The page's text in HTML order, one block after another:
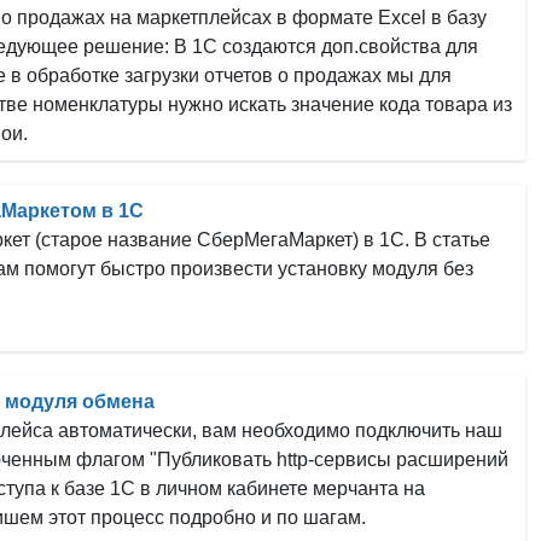
продажах на маркетплейсах в формате Excel в базу
решение: В 1С создаются доп.свойства для
обработке загрузки отчетов о продажах мы для
номенклатуры нужно искать значение кода товара из
в 1С
(старое название СберМегаМаркет) в 1С. В статье
помогут быстро произвести установку модуля без
модуля обмена
автоматически, вам необходимо подключить наш
флагом "Публиковать http-сервисы расширений
к базе 1С в личном кабинете мерчанта на
этот процесс подробно и по шагам.